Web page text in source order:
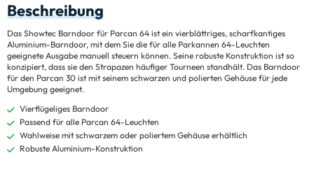
Beschreibung
Das Showtec Barndoor für Parcan 64 ist ein vierblättriges, scharfkantiges
Aluminium-Barndoor, mit dem Sie die für alle Parkannen 64-Leuchten
geeignete Ausgabe manuell steuern können. Seine robuste Konstruktion ist so
konzipiert, dass sie den Strapazen häufiger Tourneen standhält. Das Barndoor
für den Parcan 30 ist mit seinem schwarzen und polierten Gehäuse für jede
Umgebung geeignet.
Vierflügeliges Barndoor
Passend für alle Parcan 64-Leuchten
Wahlweise mit schwarzem oder poliertem Gehäuse erhältlich
Robuste Aluminium-Konstruktion